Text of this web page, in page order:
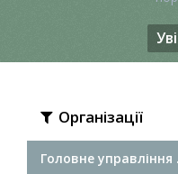
Організації
Головне управління